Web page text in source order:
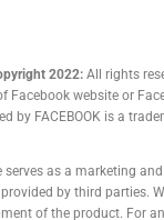
2022: All rights
Facebook website or
by FACEBOOK is a
serves as a marketing
by third parties.
of the product. For